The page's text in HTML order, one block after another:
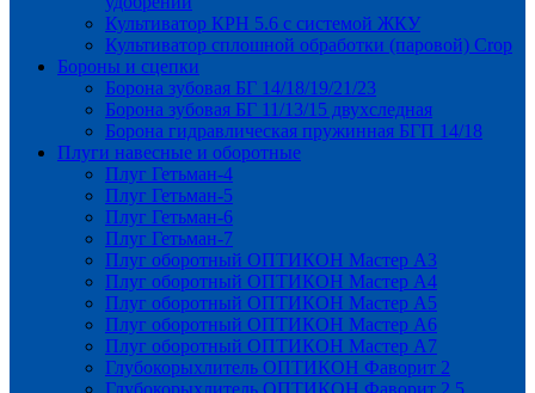
Культиватор КРН 5.6 с системой ЖКУ
Культиватор сплошной обработки (паровой) Crop
Бороны и сцепки
Борона зубовая БГ 14/18/19/21/23
Борона зубовая БГ 11/13/15 двухследная
Борона гидравлическая пружинная БГП 14/18
Плуги навесные и оборотные
Плуг Гетьман-4
Плуг Гетьман-5
Плуг Гетьман-6
Плуг Гетьман-7
Плуг оборотный ОПТИКОН Мастер А3
Плуг оборотный ОПТИКОН Мастер А4
Плуг оборотный ОПТИКОН Мастер А5
Плуг оборотный ОПТИКОН Мастер А6
Плуг оборотный ОПТИКОН Мастер А7
Глубокорыхлитель ОПТИКОН Фаворит 2
Глубокорыхлитель ОПТИКОН Фаворит 2,5